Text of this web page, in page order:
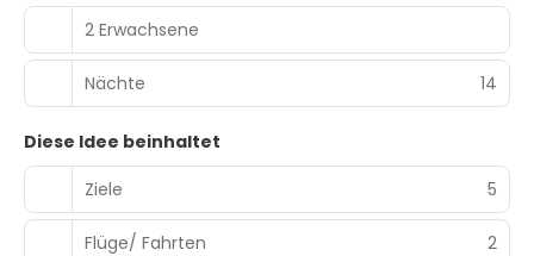
2 Erwachsene
Nächte 14
Diese Idee beinhaltet
Ziele
5
Flüge/ Fahrten 2